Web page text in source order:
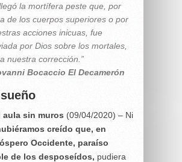
la mortífera peste que, por
de los cuerpos superiores o por
acciones inicuas, fue
por Dios sobre los mortales,
nuestra corrección.”
Bocaccio El Decamerón
aula sin muros (09/04/2020) – Ni
creído que, en
Occidente, paraíso
de los desposeídos, pudiera